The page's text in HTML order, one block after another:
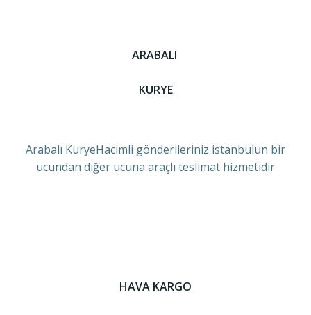
ARABALI
KURYE
Arabalı KuryeHacimli gönderileriniz istanbulun bir
ucundan diğer ucuna araçlı teslimat hizmetidir
HAVA KARGO